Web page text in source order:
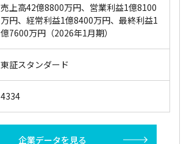
売上高42億8800万円、営業利益1億8100
万円、経常利益1億8400万円、最終利益1
億7600万円（2026年1月期）
東証スタンダード
4334
企業データを見る